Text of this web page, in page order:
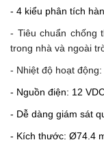
- 4 kiểu phân tích
- Tiêu chuẩn chống
trong nhà và ngoài
- Nhiệt độ hoạt động:
- Nguồn điện: 12
- Dễ dàng giám sát
- Kích thước: Ø74.4